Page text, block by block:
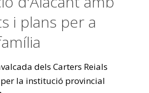
i plans per a
dels Carters Reials
la institució provincial